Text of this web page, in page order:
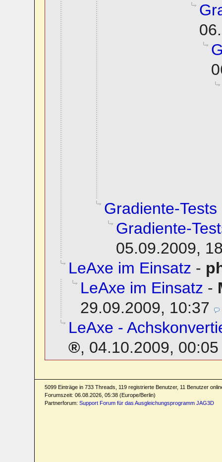
Gradiente-Tests
Gradiente-
05.09.2009,
LeAxe im Einsatz -
LeAxe im Einsatz -
29.09.2009, 10:37
LeAxe -
, 04.10.2009, 00:05
5099 Einträge in 733 Threads, 119 registrierte Benutzer, 11 Benutzer
Forumszeit: 06.08.2026, 05:38 (Europe/Berlin)
Partnerforum: Support Forum für das Ausgleichungsprogramm JAG3D